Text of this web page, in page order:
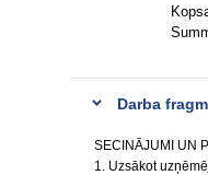
Darba
SECINĀJUMI UN
1. Uzsākot